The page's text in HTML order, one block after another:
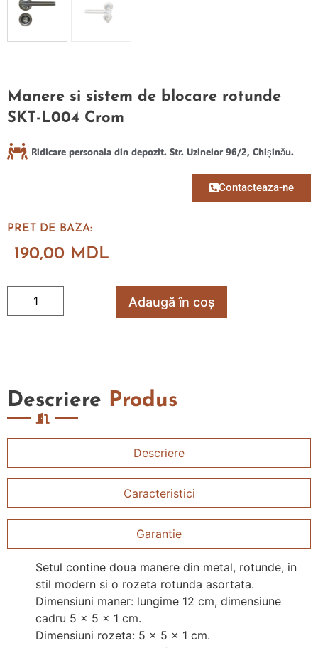
Manere si sistem de blocare rotunde
SKT-L004 Crom
Ridicare personala din depozit. Str. Uzinelor 96/2, Chișinău.
Contacteaza-ne
PRET DE BAZA:
190,00 MDL
Adaugă în coș
Descriere Produs
Descriere
Caracteristici
Garantie
Setul contine doua manere din metal, rotunde, in
stil modern si o rozeta rotunda asortata.
Dimensiuni maner: lungime 12 cm, dimensiune
cadru 5 x 5 x 1 cm.
Dimensiuni rozeta: 5 x 5 x 1 cm.